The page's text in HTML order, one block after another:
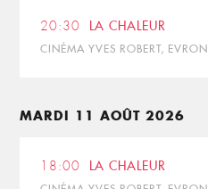
20:30 LA CHALEUR
CINÉMA YVES ROBERT, EVRON
MARDI 11 AOÛT 2026
18:00 LA CHALEUR